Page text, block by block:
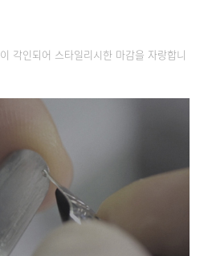
각인되어 스타일리시한 마감을 자랑합니